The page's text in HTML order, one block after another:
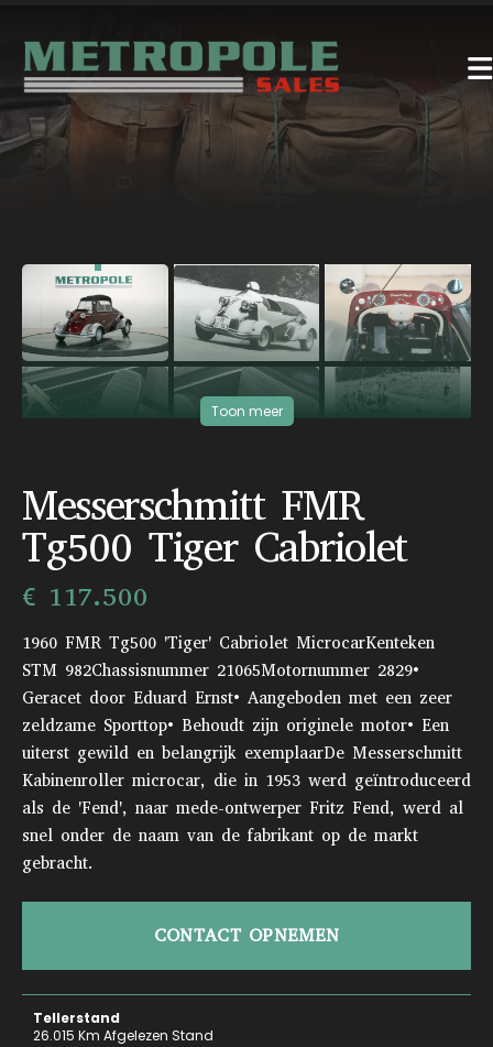
‹ ›
Toon meer
Messerschmitt FMR
Tg500 Tiger Cabriolet
€ 117.500
1960 FMR Tg500 'Tiger' Cabriolet MicrocarKenteken
STM 982Chassisnummer 21065Motornummer 2829•
Geracet door Eduard Ernst• Aangeboden met een zeer
zeldzame Sporttop• Behoudt zijn originele motor• Een
uiterst gewild en belangrijk exemplaarDe Messerschmitt
Kabinenroller microcar, die in 1953 werd geïntroduceerd
als de 'Fend', naar mede-ontwerper Fritz Fend, werd al
snel onder de naam van de fabrikant op de markt
gebracht.
CONTACT OPNEMEN
Tellerstand
26.015 Km Afgelezen Stand